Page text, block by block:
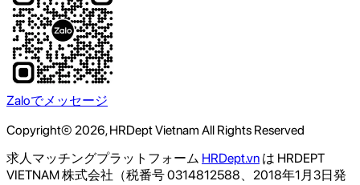
Zaloでメッセージ
Copyright© 2026, HRDept Vietnam All Rights Reserved
求人マッチングプラットフォーム HRDept.vn は HRDEPT
VIETNAM 株式会社（税番号 0314812588、2018年1月3日発